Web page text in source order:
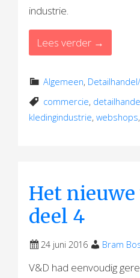
industrie.
Lees verder →
Algemeen,
commercie,
kledingindustrie,webshops,
Het
deel 4
24 juni 2016 Bram
V&D had eenvoudig